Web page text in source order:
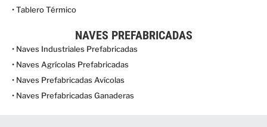
• Tablero Térmico
NAVES PREFABRICADAS
• Naves Industriales Prefabricadas
• Naves Agrícolas Prefabricadas
• Naves Prefabricadas Avícolas
• Naves Prefabricadas Ganaderas